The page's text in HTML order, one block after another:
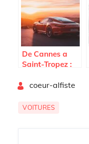
vehicules de
luxe
De Cannes a
Saint-Tropez :
conditions de
Porsche pour
coeur-alfiste
VOITURES